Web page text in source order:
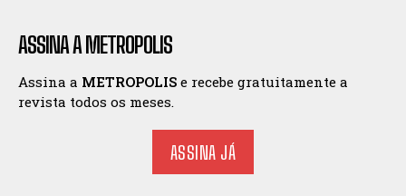
ASSINA A METROPOLIS
Assina a METROPOLIS e recebe gratuitamente a
revista todos os meses.
ASSINA JÁ